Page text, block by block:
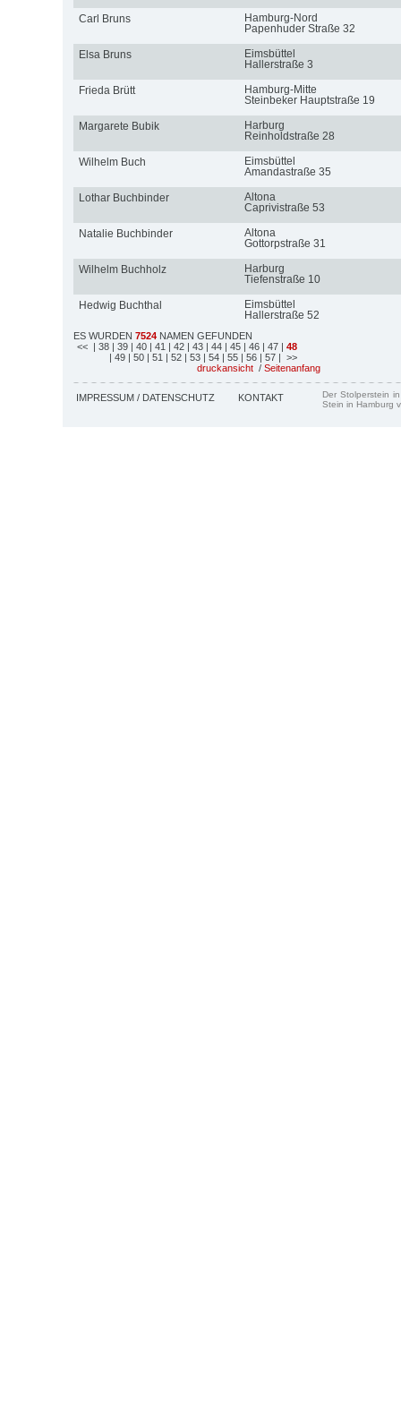
Carl Bruns
Hamburg-Nord
Papenhuder Straße 32
Elsa Bruns
Eimsbüttel
Hallerstraße 3
Frieda Brütt
Hamburg-Mitte
Steinbeker Hauptstraße 19
Margarete Bubik
Harburg
Reinholdstraße 28
Wilhelm Buch
Eimsbüttel
Amandastraße 35
Lothar Buchbinder
Altona
Caprivistraße 53
Natalie Buchbinder
Altona
Gottorpstraße 31
Wilhelm Buchholz
Harburg
Tiefenstraße 10
Hedwig Buchthal
Eimsbüttel
Hallerstraße 52
ES WURDEN 7524 NAMEN GEFUNDEN
<< | 38 | 39 | 40 | 41 | 42 | 43 | 44 | 45 | 46 | 47 | 48
| 49 | 50 | 51 | 52 | 53 | 54 | 55 | 56 | 57 | >>
druckansicht / Seitenanfang
IMPRESSUM / DATENSCHUTZ KONTAKT
Der Stolperstein
Stein in Hamburg